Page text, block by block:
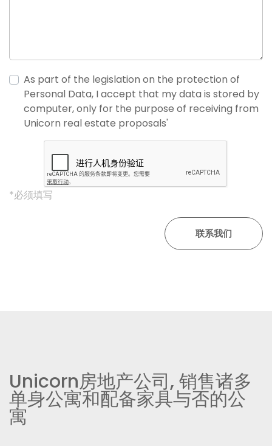
As part of the legislation on the protection of
Personal Data, I accept that my data is stored by
computer, only for the purpose of receiving from
Unicorn real estate proposals'
*必须填写
Unicorn房地产公司, 销售诸多
单身公寓和配备家具与否的公
寓